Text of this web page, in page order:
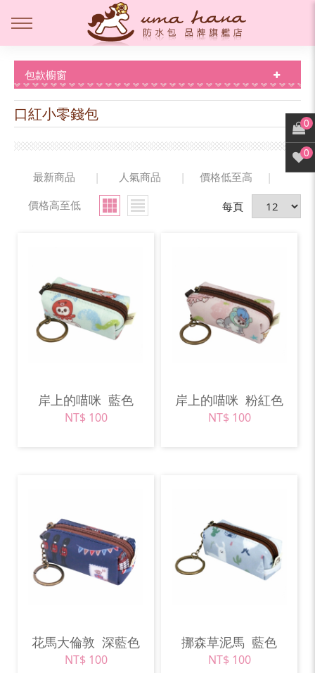
包款櫥窗
口紅小零錢包
最新商品 | 人氣商品 | 價格低至高
|
價格高至低
每頁
岸上的喵咪 藍色
NT$ 100
岸上的喵咪 粉紅色
NT$ 100
花馬大倫敦 深藍色
NT$ 100
挪森草泥馬 藍色
NT$ 100
0
0